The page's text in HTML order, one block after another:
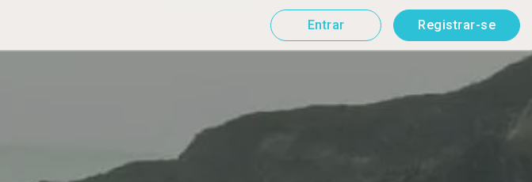
Entrar Registrar-se